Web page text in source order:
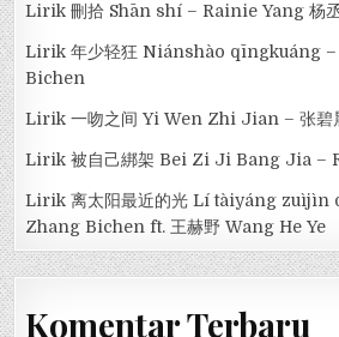
Lirik 刪拾 Shān shí – Rainie Yang 杨
Lirik 年少轻狂 Niánshào qīngkuáng –
Bichen
Lirik 一吻之间 Yi Wen Zhi Jian – 张
Lirik 被自己綁架 Bei Zi Ji Bang Jia –
Lirik 离太阳最近的光 Lí tàiyáng zuìjìn
Zhang Bichen ft. 王赫野 Wang He Ye
Komentar Terbaru